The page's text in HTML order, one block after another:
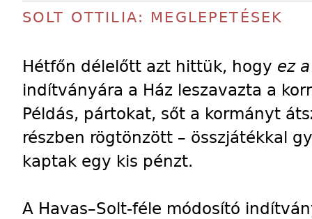
SOLT OTTILIA: MEGLEPETÉSEK
Hétfőn délelőtt azt hittük, hogy ez
indítványára a Ház leszavazta a
Példás, pártokat, sőt a kormányt
részben rögtönzött – összjátékkal
kaptak egy kis pénzt.
A Havas–Solt-féle módosító